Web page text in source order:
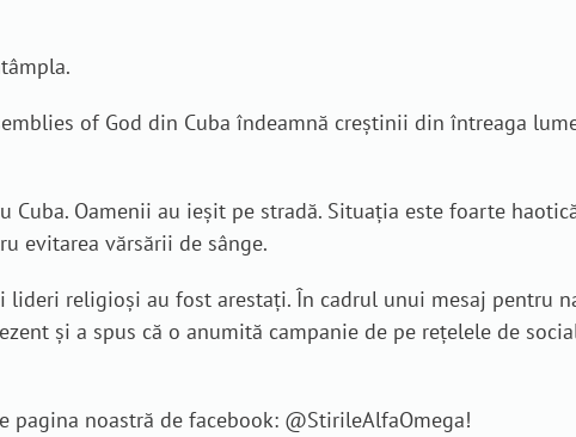
of God din Cuba îndeamnă creștinii din întreaga
Oamenii au ieșit pe stradă. Situația este foarte
evitarea vărsării de sânge.
religioși au fost arestați. În cadrul unui mesaj pentru
și a spus că o anumită campanie de pe rețelele de
pagina noastră de facebook: @StirileAlfaOmega!